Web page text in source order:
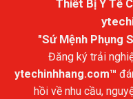
Thiết Bị Y Tế
"Sứ Mệnh Phụng
Đăng ký trải
ytechinhhang.com™
hồi về nhu cầu,